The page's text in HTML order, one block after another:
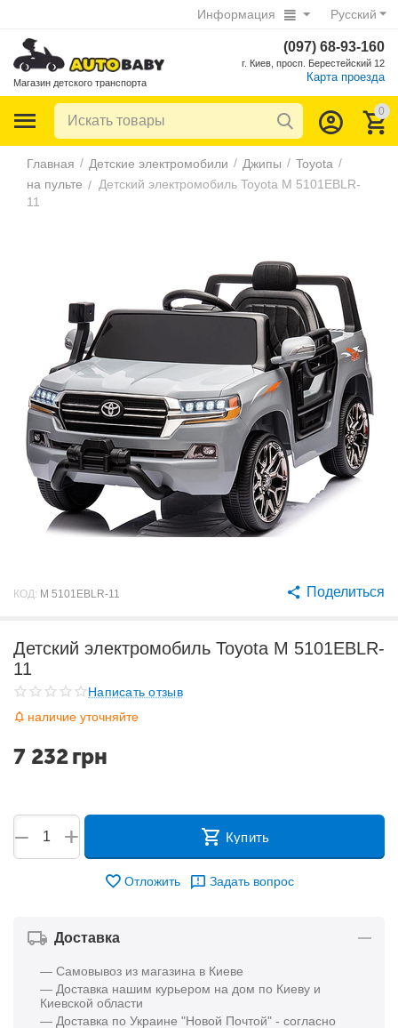
Русский
Информация
Магазин детского транспорта
(097) 68-93-160
г. Киев, просп. Берестейский 12
Карта проезда
0
Главная / Детские электромобили / Джипы / Toyota /
на пульте / Детский электромобиль Toyota M 5101EBLR-
11
КОД: M 5101EBLR-11 Поделиться
Детский электромобиль Toyota M 5101EBLR-
11
Написать отзыв
наличие уточняйте
7 232грн
+
− Купить
Отложить Задать вопрос
Доставка
— Самовывоз из магазина в Киеве
— Доставка нашим курьером на дом по Киеву и
Киевской области
— Доставка по Украине "Новой Почтой" - согласно